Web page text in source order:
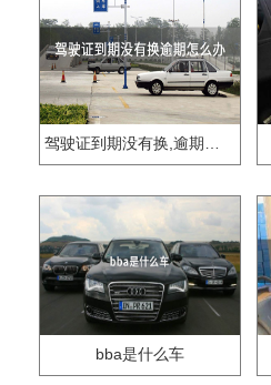
驾驶证到期没有换,逾期怎么办??
bba是什么车